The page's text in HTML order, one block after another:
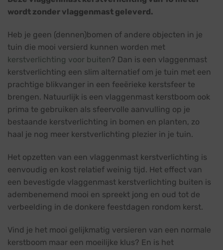
wordt zonder vlaggenmast geleverd.
Heb je geen (dennen)bomen of andere objecten in je
tuin die mooi versierd kunnen worden met
kerstverlichting voor buiten? Dan is een vlaggenmast
kerstverlichting een slim alternatief om je tuin met een
prachtige blikvanger in een feeërieke kerstsfeer te
brengen. Natuurlijk is een vlaggenmast kerstboom ook
prima te gebruiken als sfeervolle aanvulling op je
bestaande kerstverlichting in bomen en planten, zo
haal je nog meer kerstverlichting plezier in je tuin.
Het opzetten van een vlaggenmast kerstverlichting is
eenvoudig en kost relatief weinig tijd. Het effect van
een bevestigde vlaggenmast kerstverlichting buiten is
adembenemend mooi en spreekt jong en oud tot de
verbeelding in de donkere feestdagen rondom kerst.
Vind je het mooi gelijkmatig versieren van een normale
kerstboom maar een moeilijke klus? En is het